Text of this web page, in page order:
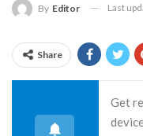
By Editor Last
Share
Get